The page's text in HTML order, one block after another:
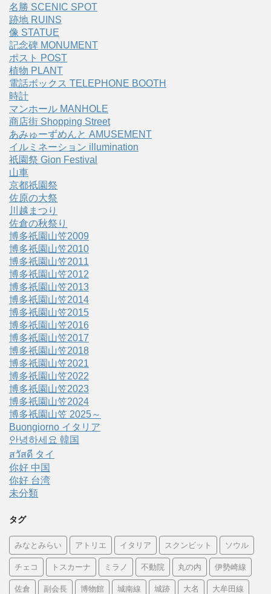
名勝 SCENIC SPOT
跡地 RUINS
像 STATUE
記念碑 MONUMENT
ポスト POST
植物 PLANT
電話ボックス TELEPHONE BOOTH
時計
マンホール MANHOLE
商店街 Shopping Street
あみゅーずめんと AMUSEMENT
イルミネーション illumination
祇園祭 Gion Festival
山車
京都祇園祭
佐原の大祭
川越まつり
佐倉の秋祭り
博多祇園山笠2009
博多祇園山笠2010
博多祇園山笠2011
博多祇園山笠2012
博多祇園山笠2013
博多祇園山笠2014
博多祇園山笠2015
博多祇園山笠2016
博多祇園山笠2017
博多祇園山笠2018
博多祇園山笠2021
博多祇園山笠2022
博多祇園山笠2023
博多祇園山笠2024
博多祇園山笠 2025～
Buongiorno イタリア
안녕하세요 韓国
สวัสดี タイ
你好 中国
你好 台湾
未分類
タグ
みなとみらい アトリエ イタリア スクンビット ソウル
チェコ トスカーナ ミラノ 不動院 丸の内 伊勢崎線
佐倉 副会長 博物館 城南線 城跡 大名 大牟田線